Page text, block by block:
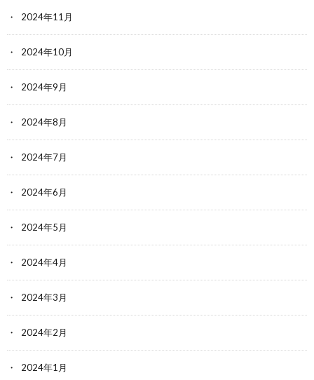
2024年11月
2024年10月
2024年9月
2024年8月
2024年7月
2024年6月
2024年5月
2024年4月
2024年3月
2024年2月
2024年1月